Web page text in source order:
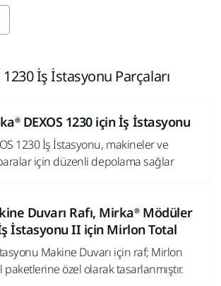
1230 İş İstasyonu Parçaları
DEXOS 1230 için İş İstasyonu
1230 İş İstasyonu, makineler ve
için düzenli depolama sağlar
Duvarı Rafı, Mirka® Mödüler
İstasyonu II için Mirlon Total
Makine Duvarı için raf; Mirlon
paketlerine özel olarak tasarlanmıştır.